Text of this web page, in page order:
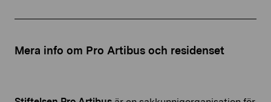
Mera info om Pro Artibus och residenset